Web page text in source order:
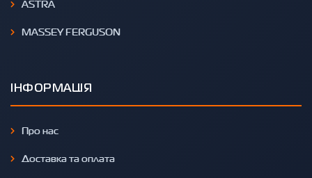
ASTRA
MASSEY FERGUSON
ІНФОРМАЦІЯ
Про нас
Доставка та оплата